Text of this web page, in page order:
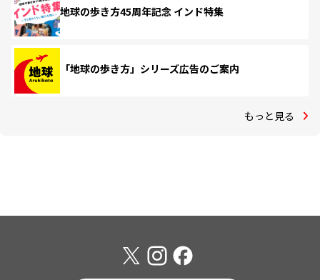
地球の歩き方45周年記念 インド特集
「地球の歩き方」シリーズ広告のご案内
もっと見る